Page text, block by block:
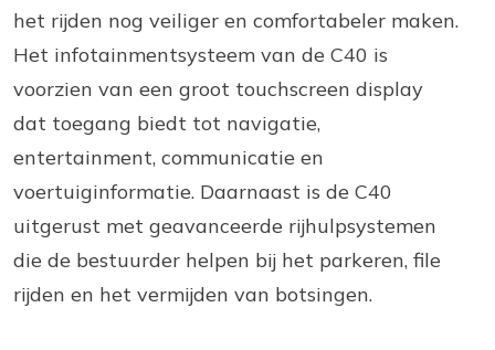
het rijden nog veiliger en comfortabeler maken.
Het infotainmentsysteem van de C40 is
voorzien van een groot touchscreen display
dat toegang biedt tot navigatie,
entertainment, communicatie en
voertuiginformatie. Daarnaast is de C40
uitgerust met geavanceerde rijhulpsystemen
die de bestuurder helpen bij het parkeren, file
rijden en het vermijden van botsingen.